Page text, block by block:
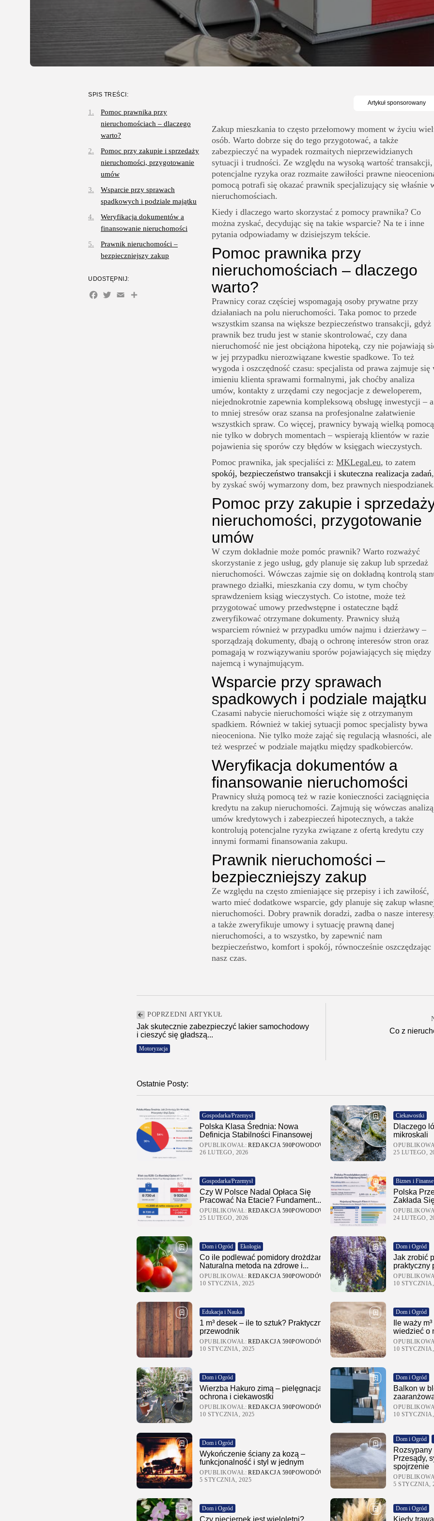
Zakup mieszkania to często przełomowy moment w życiu
osób. Warto dobrze się do tego przygotować, a także
zabezpieczyć na wypadek rozmaitych nieprzewidzianych
sytuacji i trudności. Ze względu na wysoką wartość transakcji,
potencjalne ryzyka oraz rozmaite zawiłości prawne
pomocą potrafi się okazać prawnik specjalizujący się właśnie
nieruchomościach.
Kiedy i dlaczego warto skorzystać z pomocy prawnika? Co
można zyskać, decydując się na takie wsparcie? Na te i inne
pytania odpowiadamy w dzisiejszym tekście.
Pomoc prawnika przy
nieruchomościach – dlaczego
warto?
Prawnicy coraz częściej wspomagają osoby prywatne przy
działaniach na polu nieruchomości. Taka pomoc to przede
wszystkim szansa na większe bezpieczeństwo transakcji, gdyż
prawnik bez trudu jest w stanie skontrolować, czy dana
nieruchomość nie jest obciążona hipoteką, czy nie pojawiają
w jej przypadku nierozwiązane kwestie spadkowe. To też
wygoda i oszczędność czasu: specjalista od prawa zajmuje się
imieniu klienta sprawami formalnymi, jak choćby analiza
umów, kontakty z urzędami czy negocjacje z deweloperem,
niejednokrotnie zapewnia kompleksową obsługę inwestycji – a
to mniej stresów oraz szansa na profesjonalne załatwienie
wszystkich spraw. Co więcej, prawnicy bywają wielką pomocą
nie tylko w dobrych momentach – wspierają klientów w razie
pojawienia się sporów czy błędów w księgach wieczystych.
Pomoc prawnika, jak specjaliści z: MKLegal.eu, to zatem
spokój, bezpieczeństwo transakcji i skuteczna realizacja zadań,
by zyskać swój wymarzony dom, bez prawnych
Pomoc przy zakupie i
nieruchomości, przygotowanie
umów
W czym dokładnie może pomóc prawnik? Warto rozważyć
skorzystanie z jego usług, gdy planuje się zakup lub sprzedaż
nieruchomości. Wówczas zajmie się on dokładną kontrolą
prawnego działki, mieszkania czy domu, w tym choćby
sprawdzeniem ksiąg wieczystych. Co istotne, może też
przygotować umowy przedwstępne i ostateczne bądź
zweryfikować otrzymane dokumenty. Prawnicy służą
wsparciem również w przypadku umów najmu i dzierżawy –
sporządzają dokumenty, dbają o ochronę interesów stron oraz
pomagają w rozwiązywaniu sporów pojawiających się między
najemcą i wynajmującym.
Wsparcie przy sprawach
spadkowych i podziale majątku
Czasami nabycie nieruchomości wiąże się z otrzymanym
spadkiem. Również w takiej sytuacji pomoc specjalisty bywa
nieoceniona. Nie tylko może zająć się regulacją własności, ale
też wesprzeć w podziale majątku między spadkobierców.
Weryfikacja dokumentów a
finansowanie nieruchomości
Prawnicy służą pomocą też w razie konieczności zaciągnięcia
kredytu na zakup nieruchomości. Zajmują się wówczas analizą
umów kredytowych i zabezpieczeń hipotecznych, a także
kontrolują potencjalne ryzyka związane z ofertą kredytu czy
innymi formami finansowania zakupu.
Prawnik nieruchomości –
bezpieczniejszy zakup
Ze względu na często zmieniające się przepisy i ich zawiłość,
warto mieć dodatkowe wsparcie, gdy planuje się zakup
nieruchomości. Dobry prawnik doradzi, zadba o nasze
a także zweryfikuje umowy i sytuację prawną danej
nieruchomości, a to wszystko, by zapewnić nam
bezpieczeństwo, komfort i spokój, równocześnie oszczędzając
nasz czas.
SPIS TREŚCI:
Pomoc prawnika przy
nieruchomościach – dlaczego
warto?
Pomoc przy zakupie i sprzedaży
nieruchomości, przygotowanie
umów
Wsparcie przy sprawach
spadkowych i podziale majątku
Weryfikacja dokumentów a
finansowanie nieruchomości
Prawnik nieruchomości –
bezpieczniejszy zakup
UDOSTĘPNIJ:
Facebook
Twitter
EmailShare
POPRZEDNI ARTYKUŁ
Jak skutecznie zabezpieczyć lakier samochodowy
i cieszyć się gładszą...
Motoryzacja
Co z
Ostatnie Posty:
Gospodarka/Przemysł
Polska Klasa Średnia: Nowa
Definicja Stabilności Finansowej
OPUBLIKOWAŁ: REDAKCJA 590POWODOW
26 LUTEGO, 2026
Ciekawostki
Dlaczego
mikroskali
25 LUTEGO,
Gospodarka/Przemysł
Czy W Polsce Nadal Opłaca Się
Pracować Na Etacie? Fundament...
OPUBLIKOWAŁ: REDAKCJA 590POWODOW
25 LUTEGO, 2026
Biznes i Finanse
Polska
Zakłada
24 LUTEGO,
Dom i Ogród Ekologia
Co ile podlewać pomidory drożdżami?
Naturalna metoda na zdrowe i...
OPUBLIKOWAŁ: REDAKCJA 590POWODÓW.PL
10 STYCZNIA, 2025
Dom i Ogród
Jak zrobić
praktyczny
10
Edukacja i Nauka
1 m³ desek – ile to sztuk? Praktyczny
przewodnik
OPUBLIKOWAŁ: REDAKCJA 590POWODÓW.PL
10 STYCZNIA, 2025
Dom i Ogród
Ile waży
wiedzieć o
10
Dom i Ogród
Wierzba Hakuro zimą – pielęgnacja,
ochrona i ciekawostki
OPUBLIKOWAŁ: REDAKCJA 590POWODÓW.PL
10 STYCZNIA, 2025
Dom i Ogród
Balkon w
10
Dom i Ogród
Wykończenie ściany za kozą –
funkcjonalność i styl w jednym
OPUBLIKOWAŁ: REDAKCJA 590POWODÓW.PL
5 STYCZNIA, 2025
Dom i Ogród
Przesądy,
spojrzenie
5 STYCZNIA,
Dom i Ogród
Czy niecierpek jest wieloletni?
Dom i Ogród
Kiedy